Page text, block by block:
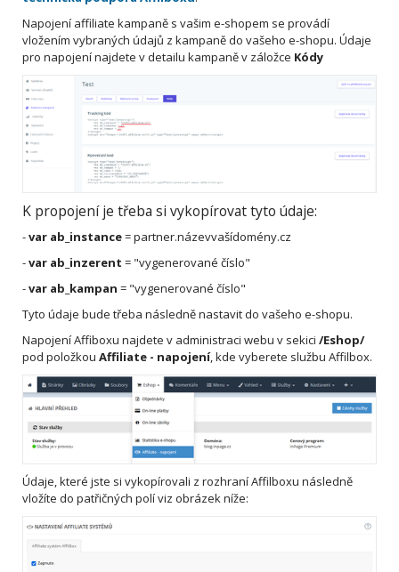
Napojení affiliate kampaně s vašim e-shopem se provádí
vložením vybraných údajů z kampaně do vašeho e-shopu. Údaje
pro napojení najdete v detailu kampaně v záložce Kódy
K propojení je třeba si vykopírovat tyto údaje:
-var ab_instance= partner.názevvašídomény.cz
-var ab_inzerent = "vygenerované číslo"
-var ab_kampan = "vygenerované číslo"
Tyto údaje bude třeba následně nastavit do vašeho e-shopu.
Napojení Affiboxu najdete v administraci webu v sekici /Eshop/
pod položkou Affiliate - napojení, kde vyberete službu Affilbox.
Údaje, které jste si vykopírovali z rozhraní Affilboxu následně
vložíte do patřičných polí viz obrázek níže: